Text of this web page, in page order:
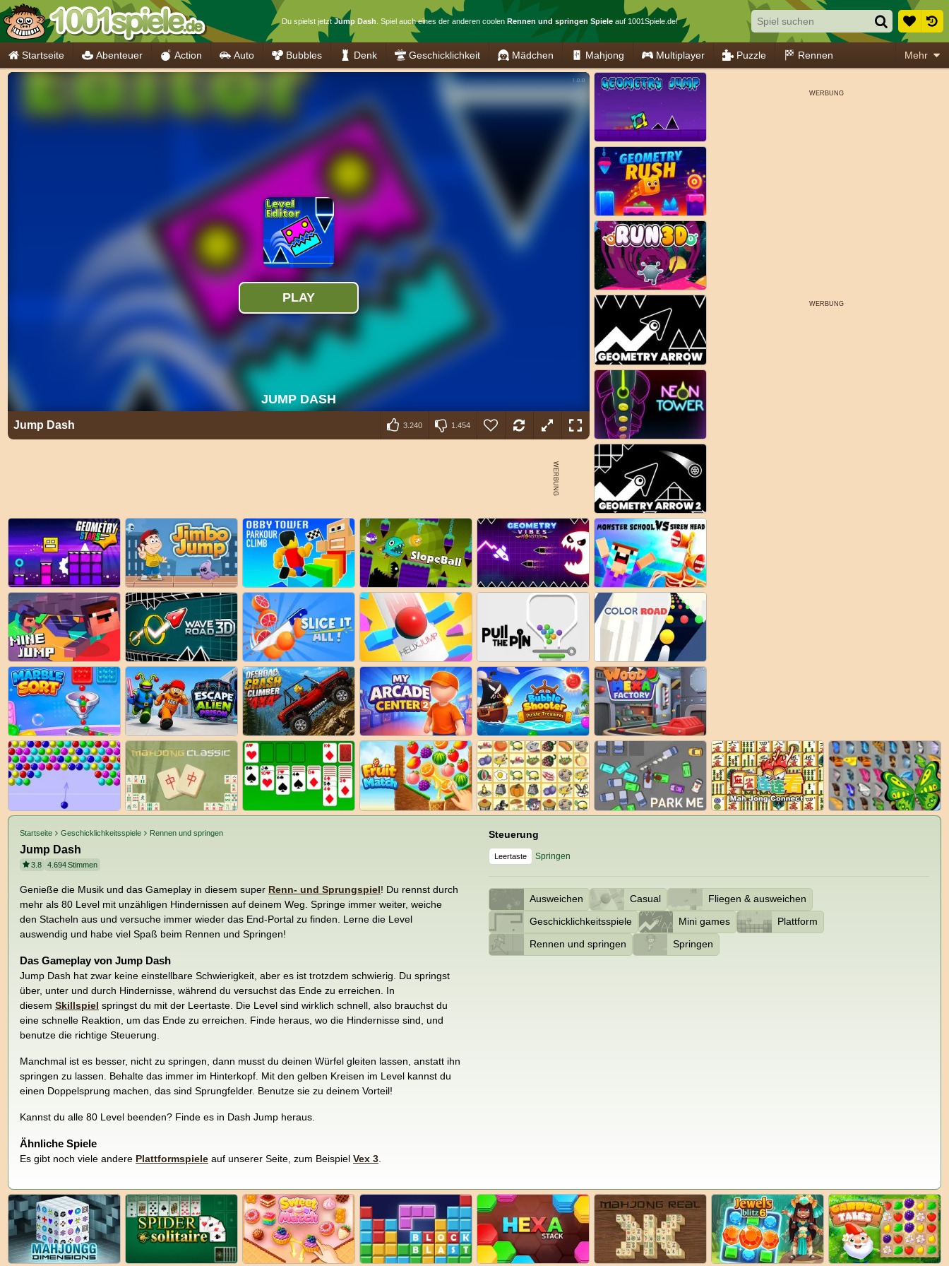
Du spielst jetzt Jump Dash . Spiel auch eines der anderen coolen Rennen und springen Spiele auf 1001Spiele.de!
Startseite Abenteuer Action Auto Bubbles Denk Geschicklichkeit Mädchen Mahjong Multiplayer Puzzle Rennen Mehr
Jump Dash 3.240 1.454
Startseite Geschicklichkeitsspiele Rennen und springen
Jump Dash
3.8 4.694Stimmen
Genieße die Musik und das Gameplay in diesem super Renn- und Sprungspiel! Du rennst durch
mehr als 80 Level mit unzähligen Hindernissen auf deinem Weg. Springe immer weiter, weiche
den Stacheln aus und versuche immer wieder das End-Portal zu finden. Lerne die Level
auswendig und habe viel Spaß beim Rennen und Springen!
Das Gameplay von Jump Dash
Jump Dash hat zwar keine einstellbare Schwierigkeit, aber es ist trotzdem schwierig. Du springst
über, unter und durch Hindernisse, während du versuchst das Ende zu erreichen. In
diesem Skillspiel springst du mit der Leertaste. Die Level sind wirklich schnell, also brauchst du
eine schnelle Reaktion, um das Ende zu erreichen. Finde heraus, wo die Hindernisse sind, und
benutze die richtige Steuerung.
Manchmal ist es besser, nicht zu springen, dann musst du deinen Würfel gleiten lassen, anstatt ihn
springen zu lassen. Behalte das immer im Hinterkopf. Mit den gelben Kreisen im Level kannst du
einen Doppelsprung machen, das sind Sprungfelder. Benutze sie zu deinem Vorteil!
Kannst du alle 80 Level beenden? Finde es in Dash Jump heraus.
Ähnliche Spiele
Es gibt noch viele andere Plattformspiele auf unserer Seite, zum Beispiel Vex 3
Steuerung
Leertaste Springen
Ausweichen Casual
Fliegen & ausweichen
Geschicklichkeitsspiele
Mini games
Plattform
Rennen und springen
Springen